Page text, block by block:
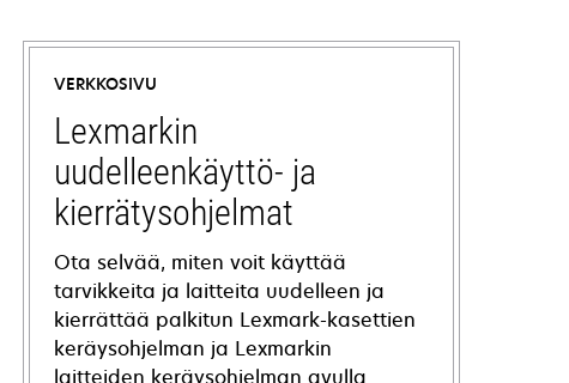
VERKKOSIVU
Lexmarkin
uudelleenkäyttö- ja
kierrätysohjelmat
Ota selvää, miten voit käyttää
tarvikkeita ja laitteita uudelleen ja
kierrättää palkitun Lexmark-kasettien
keräysohjelman ja Lexmarkin
laitteiden keräysohjelman avulla.